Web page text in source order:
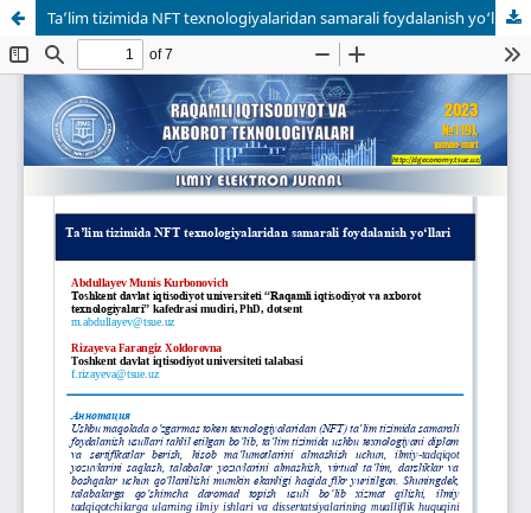
Ta’lim tizimida NFT texnologiyalaridan samarali foydalanish yo‘llari